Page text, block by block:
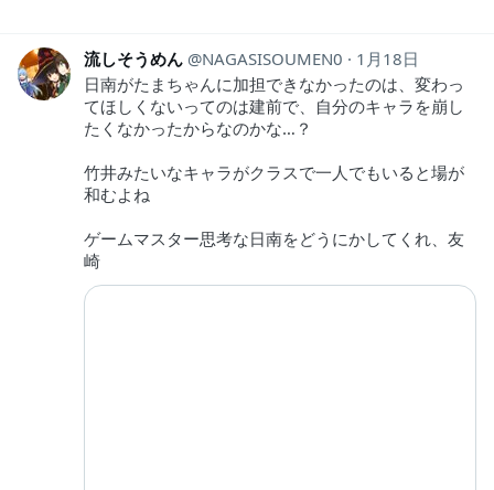
流しそうめん NAGASISOUMEN0
1月18日
日南がたまちゃんに加担できなかったのは、変わっ
てほしくないってのは建前で、自分のキャラを崩し
たくなかったからなのかな…？
竹井みたいなキャラがクラスで一人でもいると場が
和むよね
ゲームマスター思考な日南をどうにかしてくれ、友
崎